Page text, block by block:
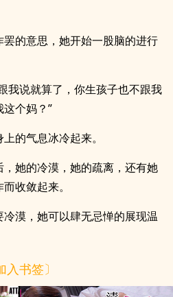
的意思，她开始一股脑的进行
我说就算了，你生孩子也不跟我
个妈？”
的气息冰冷起来。
她的冷漠，她的疏离，还有她
收敛起来。
漠，她可以肆无忌惮的展现温
入书签〕